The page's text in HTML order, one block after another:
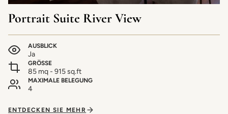
Portrait Suite River View
AUSBLICK
Ja
GRÖSSE
85 mq - 915 sq.ft
MAXIMALE BELEGUNG
4
ENTDECKEN SIE MEHR